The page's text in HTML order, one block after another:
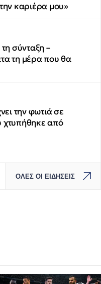
καριέρα μου»
σύνταξη –
τη μέρα που θα
την φωτιά σε
χτυπήθηκε από
ΟΛΕΣ ΟΙ ΕΙΔΗΣΕΙΣ